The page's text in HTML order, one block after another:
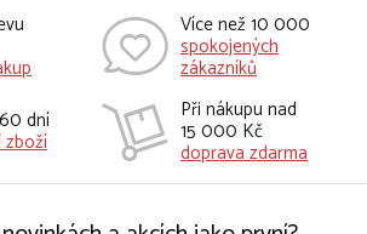
Více než 10 000
spokojených
zákazníků
dní
zboží
Při nákupu nad
15 000 Kč
doprava zdarma